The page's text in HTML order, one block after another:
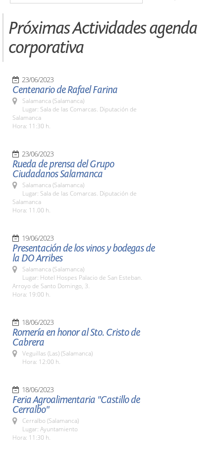
Próximas Actividades agenda
corporativa
23/06/2023
Centenario de Rafael Farina
Salamanca (Salamanca)
Lugar: Sala de las Comarcas. Diputación de
Salamanca
Hora: 11:30 h.
23/06/2023
Rueda de prensa del Grupo
Ciudadanos Salamanca
Salamanca (Salamanca)
Lugar: Sala de las Comarcas. Diputación de
Salamanca
Hora: 11.00 h.
19/06/2023
Presentación de los vinos y bodegas de
la DO Arribes
Salamanca (Salamanca)
Lugar: Hotel Hospes Palacio de San Esteban.
Arroyo de Santo Domingo, 3.
Hora: 19:00 h.
18/06/2023
Romería en honor al Sto. Cristo de
Cabrera
Veguillas (Las) (Salamanca)
Hora: 12:00 h.
18/06/2023
Feria Agroalimentaria "Castillo de
Cerralbo"
Cerralbo (Salamanca)
Lugar: Ayuntamiento
Hora: 11:30 h.